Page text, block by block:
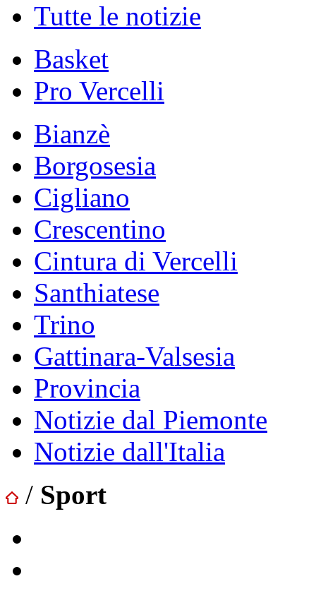
Tutte le notizie
Basket
Pro Vercelli
Bianzè
Borgosesia
Cigliano
Crescentino
Cintura di Vercelli
Santhiatese
Trino
Gattinara-Valsesia
Provincia
Notizie dal Piemonte
Notizie dall'Italia
/ Sport